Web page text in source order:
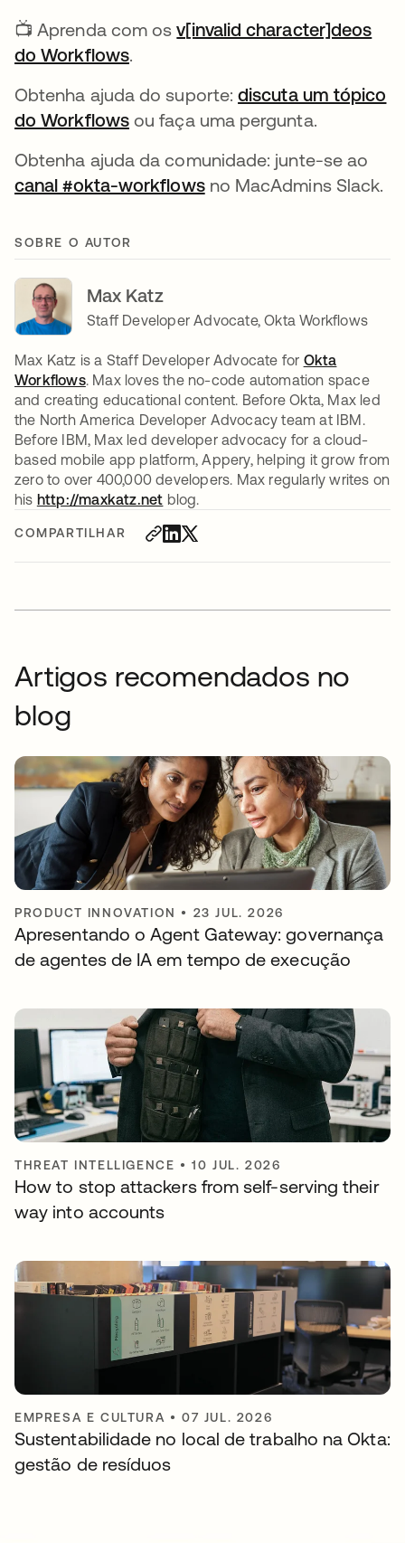
COMPARTILHAR
📺 Aprenda com osv[invalid character]deos
do Workflowsabre em uma nova guia
.
Obtenha ajuda do suporte:discuta um tópico
do Workflowsabre em uma nova guia
ou faça uma pergunta.
Obtenha ajuda da comunidade: junte-se ao
canal #okta-workflowsabre em uma nova guia
no MacAdmins Slack.
SOBRE O AUTOR
Max Katz
Staff Developer Advocate, Okta Workflows
Max Katz is a Staff Developer Advocate for Okta
Workflowsabre em uma nova guia
. Max loves the no-code automation space
and creating educational content. Before Okta, Max led
the North America Developer Advocacy team at IBM.
Before IBM, Max led developer advocacy for a cloud-
based mobile app platform, Appery, helping it grow from
zero to over 400,000 developers. Max regularly writes on
his http://maxkatz.net blog.
Artigos recomendados no
blog
PRODUCT INNOVATION • 23 JUL. 2026
Apresentando o Agent Gateway: governança
de agentes de IA em tempo de execução
THREAT INTELLIGENCE •10 JUL. 2026
How to stop attackers from self-serving their
way into accounts
EMPRESA E CULTURA •07 JUL. 2026
Sustentabilidade no local de trabalho na Okta:
gestão de resíduos